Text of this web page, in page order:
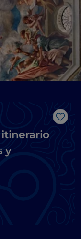
Me
itinerario
y